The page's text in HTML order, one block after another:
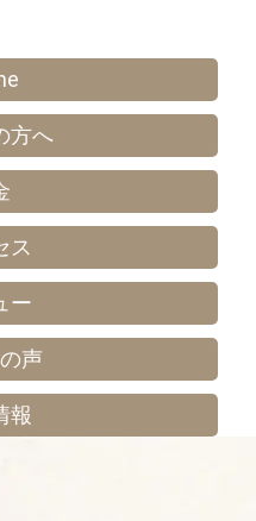
方へ
ス
ー
声
報